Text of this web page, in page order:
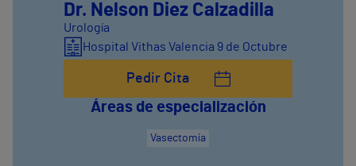
Dr. Nelson Diez Calzadilla
Urología
Hospital Vithas Valencia 9 de Octubre
Pedir Cita
Áreas de especialización
Vasectomía